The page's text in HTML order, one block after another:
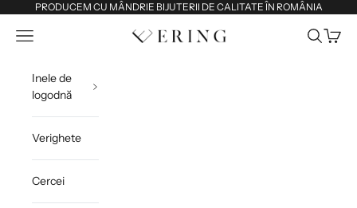
Sari la conținutPRODUCEM CU MÂNDRIE BIJUTERII DE CALITATE ÎN ROMÂNIA
Ering
Deschide meniul de navigare Deschide
Inele de
logodnă
Verighete
Cercei